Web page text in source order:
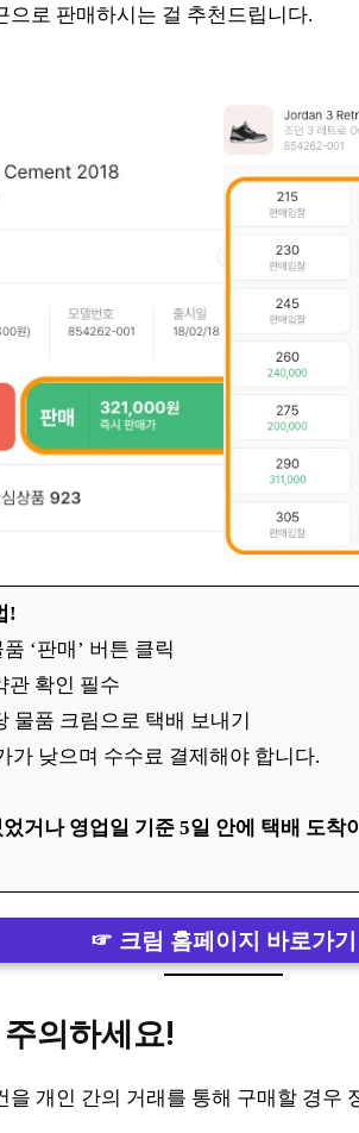
으로 판매하시는 걸 추천드립니다.
!
‘판매’ 버튼 클릭
관 확인 필수
물품 크림으로 택배 보내기
가 낮으며 수수료 결제해야 합니다.
거나 영업일 기준 5일 안에 택배 도착
☞ 크림 홈페이지 바로가기
의하세요!
을 개인 간의 거래를 통해 구매할 경우